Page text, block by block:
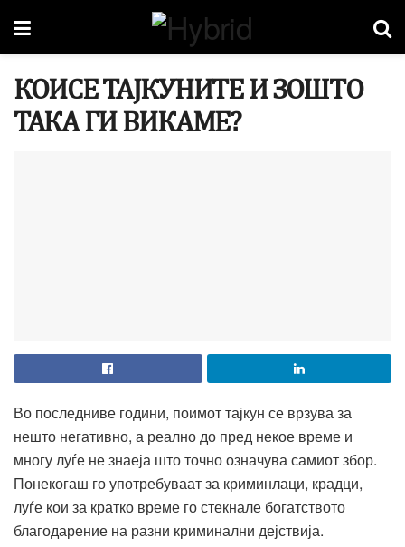
КОИСЕ ТАЈКУНИТЕ И ЗОШТО
ТАКА ГИ ВИКАМЕ?
Во последниве години, поимот тајкун се врзува за
нешто негативно, а реално до пред некое време и
многу луѓе не знаеја што точно означува самиот збор.
Понекогаш го употребуваат за криминлаци, крадци,
луѓе кои за кратко време го стекнале богатството
благодарение на разни криминални дејствија.